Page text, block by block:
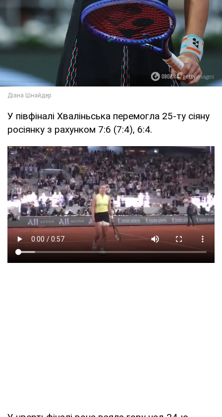
У півфіналі Хваліньська перемогла 25-ту сіяну
росіянку з рахунком 7:6 (7:4), 6:4.